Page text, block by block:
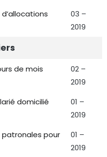
03 –
2019
de mois
02 –
2019
domicilié
01 –
2019
pour
01 –
2019